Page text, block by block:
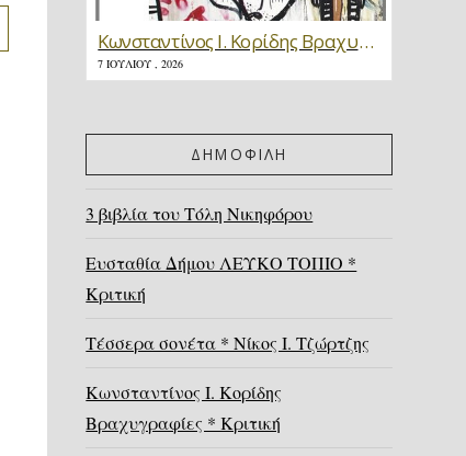
Κωνσταντίνος Ι. Κορίδης Βραχυγραφίες * Κριτική
7 ΙΟΥΛΊΟΥ , 2026
ΔΗΜΟΦΙΛΗ
3 βιβλία του Τόλη Νικηφόρου
Ευσταθία Δήμου ΛΕΥΚΟ ΤΟΠΙΟ *
Κριτική
Τέσσερα σονέτα * Νίκος Ι. Τζώρτζης
Κωνσταντίνος Ι. Κορίδης
Βραχυγραφίες * Κριτική